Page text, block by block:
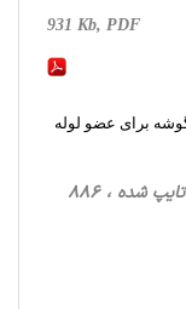
931 Kb, PDF
برای عضو لوله
، مهندسی عمران ـ عمران، 24 صفحه فارسی تایپ شده ، 886